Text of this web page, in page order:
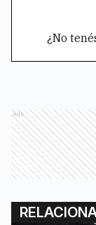
¿No
Ads